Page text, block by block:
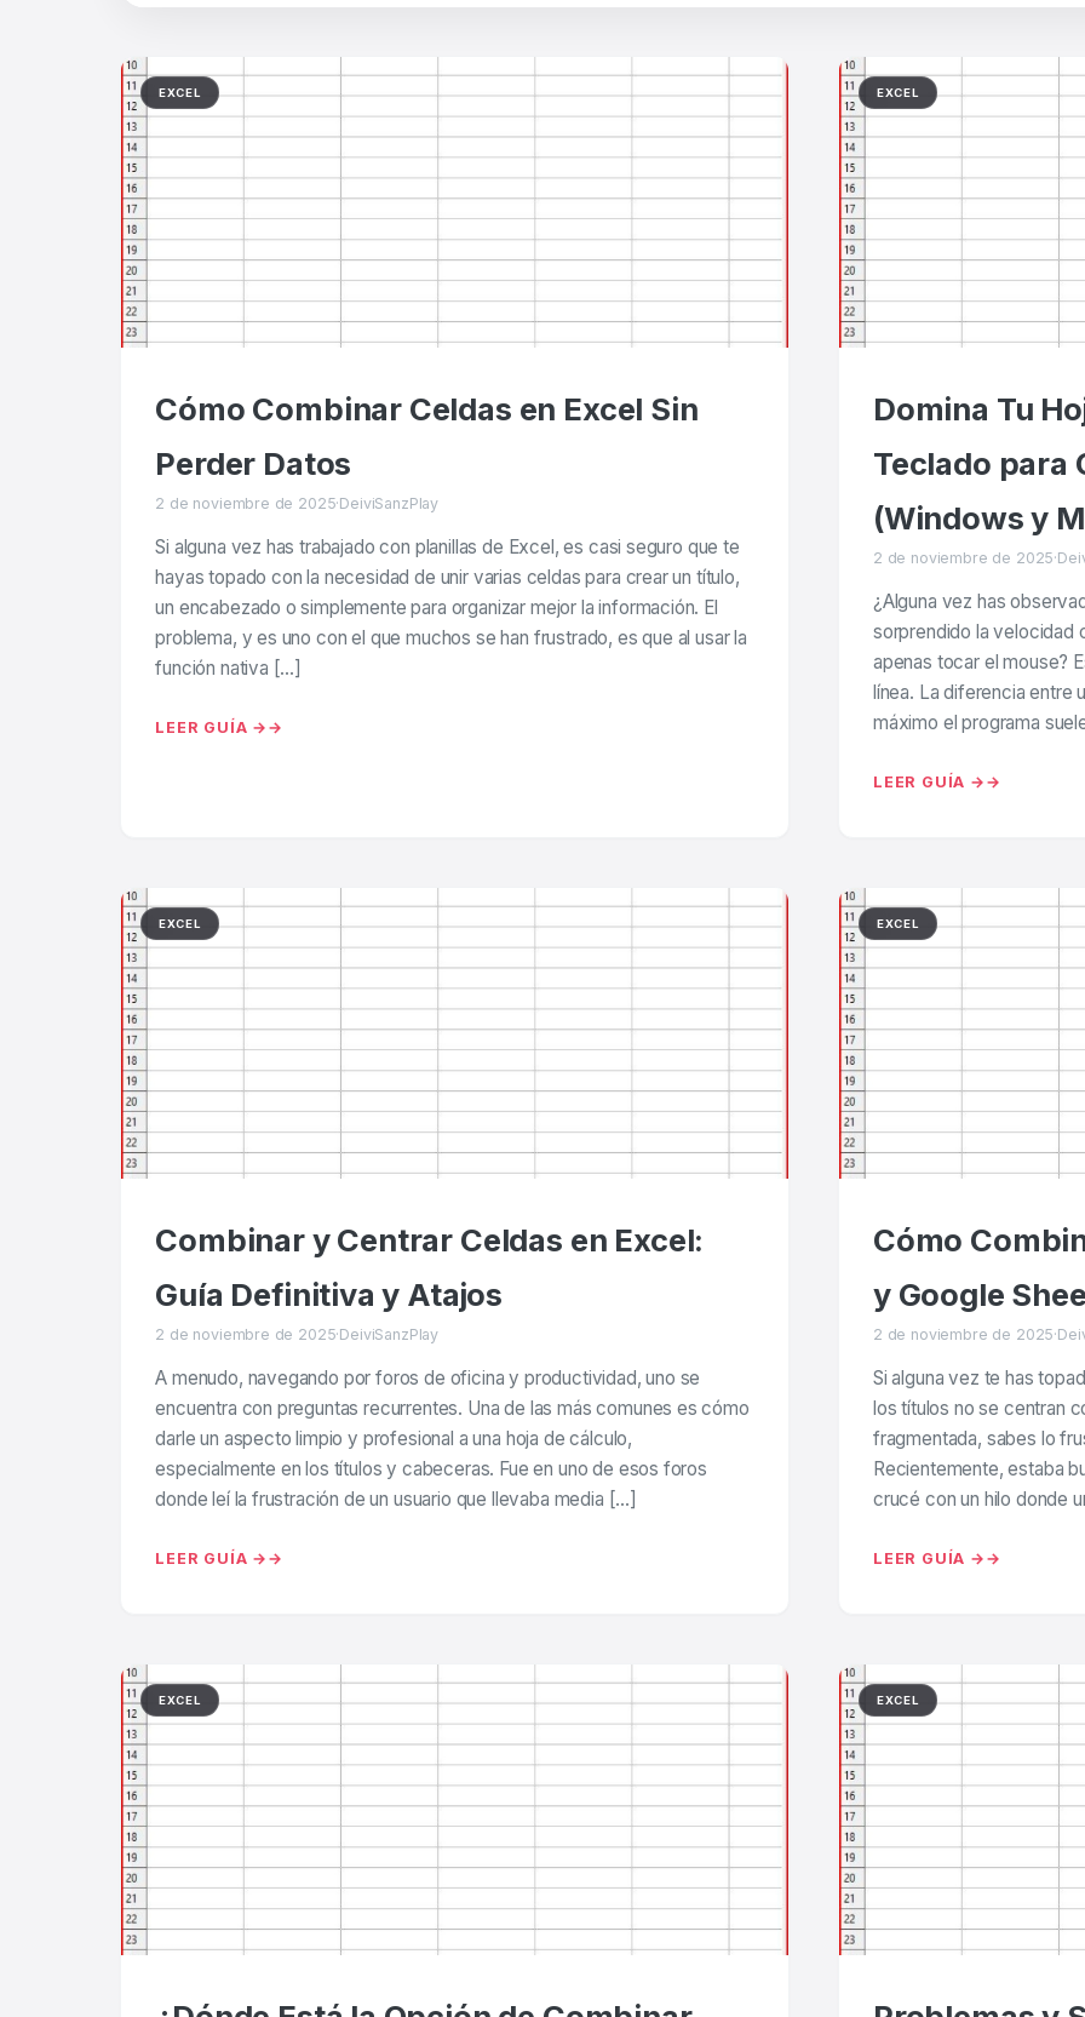
EXCEL
Cómo Combinar Celdas en Excel Sin
Perder Datos
2 de noviembre de 2025·DeiviSanzPlay
Si alguna vez has trabajado con planillas de Excel, es casi seguro que te
hayas topado con la necesidad de unir varias celdas para crear un título,
un encabezado o simplemente para organizar mejor la información. El
problema, y es uno con el que muchos se han frustrado, es que al usar la
función nativa […]
LEER GUÍA →
EXCEL
Domina Tu
Teclado para
(Windows y
2 de noviembre de 2025·
¿Alguna vez has
sorprendido la velocidad
apenas tocar el mouse?
línea. La diferencia entre
máximo el programa
LEER GUÍA →
EXCEL
Combinar y Centrar Celdas en Excel:
Guía Definitiva y Atajos
2 de noviembre de 2025·DeiviSanzPlay
A menudo, navegando por foros de oficina y productividad, uno se
encuentra con preguntas recurrentes. Una de las más comunes es cómo
darle un aspecto limpio y profesional a una hoja de cálculo,
especialmente en los títulos y cabeceras. Fue en uno de esos foros
donde leí la frustración de un usuario que llevaba media […]
LEER GUÍA →
EXCEL
Cómo
y Google
2 de noviembre de 2025·
Si alguna vez te has
los títulos no se centran
fragmentada, sabes lo
Recientemente, estaba
crucé con un hilo donde
LEER GUÍA →
EXCEL EXCEL